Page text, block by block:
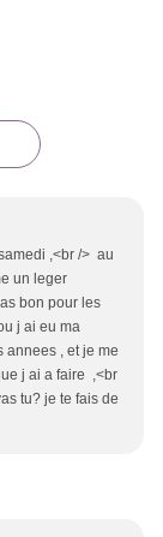
,<br /> au
un leger
bon pour les
j ai eu ma
, et je me
j ai a faire ,<br
tu? je te fais de